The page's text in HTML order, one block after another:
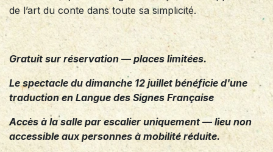
de l’art du conte dans toute sa simplicité.
Gratuit sur réservation — places limitées.
Le spectacle du dimanche 12 juillet bénéficie d'une
traduction en Langue des Signes Française
Accès à la salle par escalier uniquement — lieu non
accessible aux personnes à mobilité réduite.